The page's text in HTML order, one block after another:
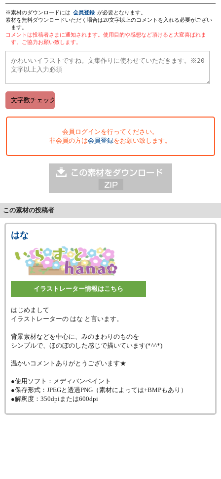
※素材のダウンロードには 会員登録 が必要となります。
素材を無料ダウンロードいただく場合は20文字以上のコメントを入れる必要がござい
ます。
コメントは投稿者さまに通知されます。使用目的や感想など頂けると大変喜ばれま
す。ご協力お願い致します。
会員ログインを行ってください。
非会員の方は会員登録をお願い致します。
この素材の投稿者
はな
イラストレーター情報はこちら
はじめまして
イラストレーターの はな と言います。
背景素材などを中心に、みのまわりのものを
シンプルで、ほのぼのした感じで描いています(*^^*)
温かいコメントありがとうございます★
●使用ソフト：メディバンペイント
●保存形式：JPEGと透過PNG（素材によっては+BMPもあり）
●解釈度：350dpiまたは600dpi